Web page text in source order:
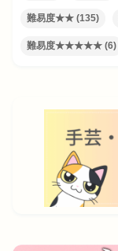
難易度★★ (135)
難易度★★★★★ (6)